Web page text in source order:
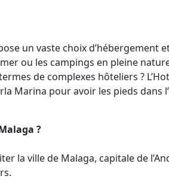
un vaste choix
ou les campings en pleine
de complexes hôteliers ?
Marina pour avoir les pieds dans
?
la ville de Malaga, capitale de